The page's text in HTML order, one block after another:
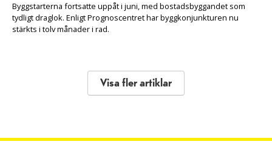
Byggstarterna fortsatte uppåt i juni, med bostadsbyggandet som
tydligt draglok. Enligt Prognoscentret har byggkonjunkturen nu
stärkts i tolv månader i rad.
Visa fler artiklar